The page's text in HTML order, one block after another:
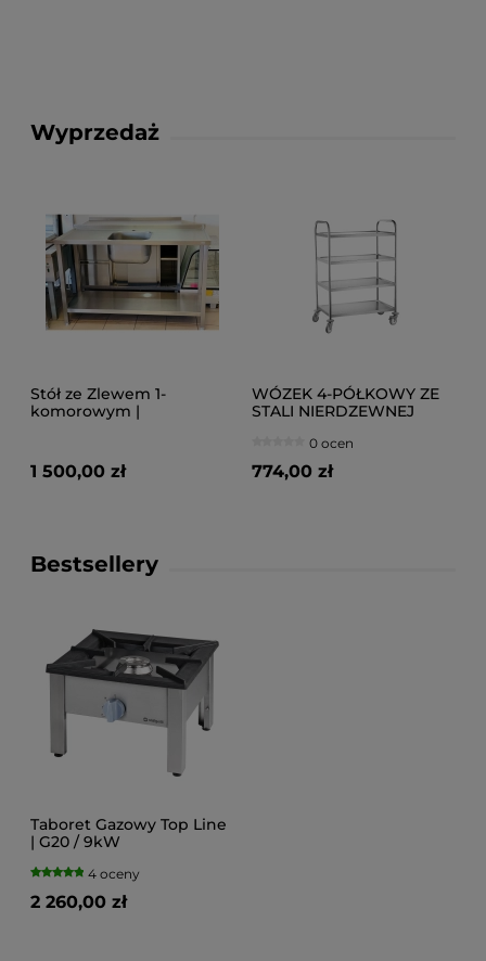
Wyprzedaż
Stół ze Zlewem 1-
komorowym |
1 500,00 zł
WÓZEK 4-PÓŁKOWY ZE
STALI NIERDZEWNEJ
0 ocen
774,00 zł
Bestsellery
Taboret Gazowy Top Line
| G20 / 9kW
4 oceny
2 260,00 zł